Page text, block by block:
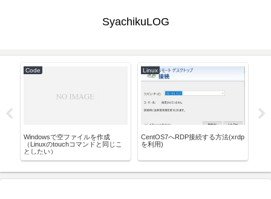
SyachikuLOG
Code
Windowsで空ファイルを作成
（Linuxのtouchコマンドと同じこ
としたい）
Linux
CentOS7へRDP接続する方法(xrdp
を利用)